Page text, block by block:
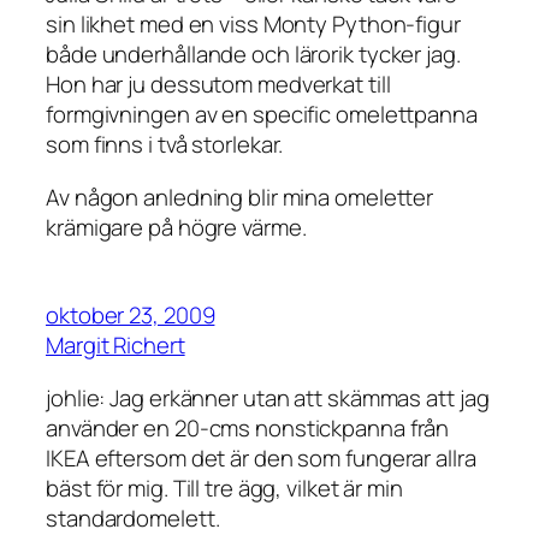
sin likhet med en viss Monty Python-figur
både underhållande och lärorik tycker jag.
Hon har ju dessutom medverkat till
formgivningen av en specific omelettpanna
som finns i två storlekar.
Av någon anledning blir mina omeletter
krämigare på högre värme.
oktober 23, 2009
Margit Richert
johlie: Jag erkänner utan att skämmas att jag
använder en 20-cms nonstickpanna från
IKEA eftersom det är den som fungerar allra
bäst för mig. Till tre ägg, vilket är min
standardomelett.